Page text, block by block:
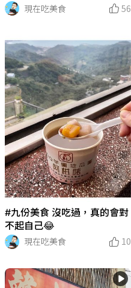
現在吃美食
56
#九份美食 沒吃過，真的會對
不起自己😂
現在吃美食
10